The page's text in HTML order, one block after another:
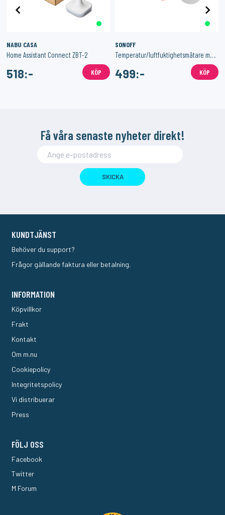
NABU CASA
Home Assistant Connect ZBT-2
518:- KÖP
SONOFF
Temperatur/luftfuktighetsmätare med Zigbee 3-Pack
499:- KÖP
Få våra senaste nyheter direkt!
SKICKA
KUNDTJÄNST
Behöver du support?
Frågor gällande faktura eller betalning.
INFORMATION
Köpvillkor
Frakt
Kontakt
Om m.nu
Cookiepolicy
Integritetspolicy
Vi distribuerar
Press
FÖLJ OSS
Facebook
Twitter
M Forum